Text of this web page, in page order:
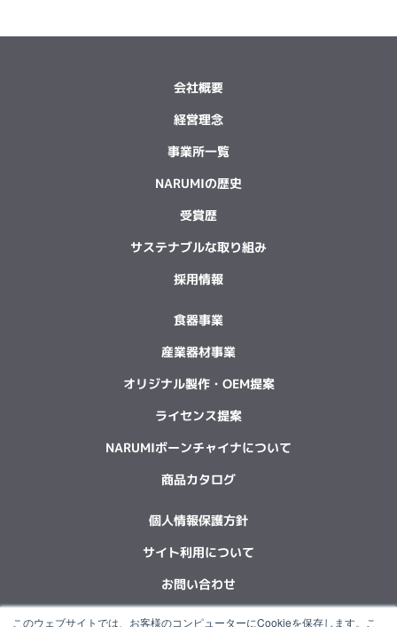
このウェブサイトでは、お客様のコンピューターにCookieを保存します。こ
会社概要
経営理念
事業所一覧
NARUMIの歴史
受賞歴
サステナブルな取り組み
採用情報
食器事業
産業器材事業
オリジナル製作・OEM提案
ライセンス提案
NARUMIボーンチャイナについて
商品カタログ
個人情報保護方針
サイト利用について
お問い合わせ